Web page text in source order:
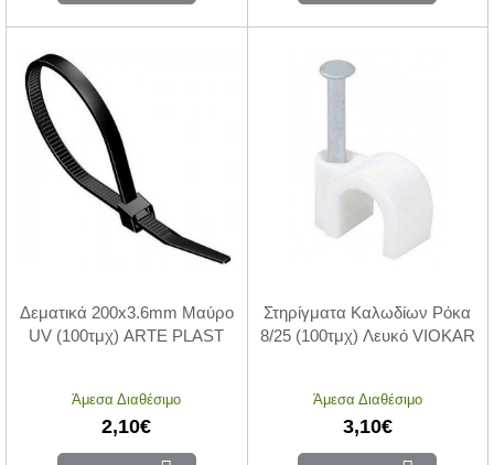
Δεματικά 200x3.6mm Μαύρο
UV (100τμχ) ARTE PLAST
Άμεσα Διαθέσιμο
2,10€
Στηρίγματα Καλωδίων Ρόκα
8/25 (100τμχ) Λευκό VIOKAR
Άμεσα Διαθέσιμο
3,10€